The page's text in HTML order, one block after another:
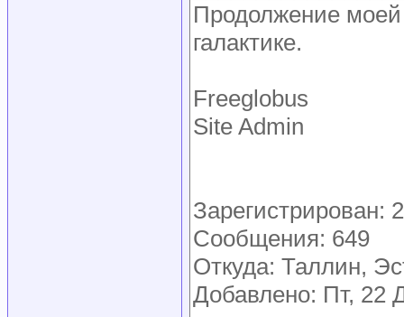
Продолжение моей
галактике.
Freeglobus
Site Admin
Зарегистрирован:
Сообщения: 649
Откуда: Таллин,
Добавлено: Пт, 22